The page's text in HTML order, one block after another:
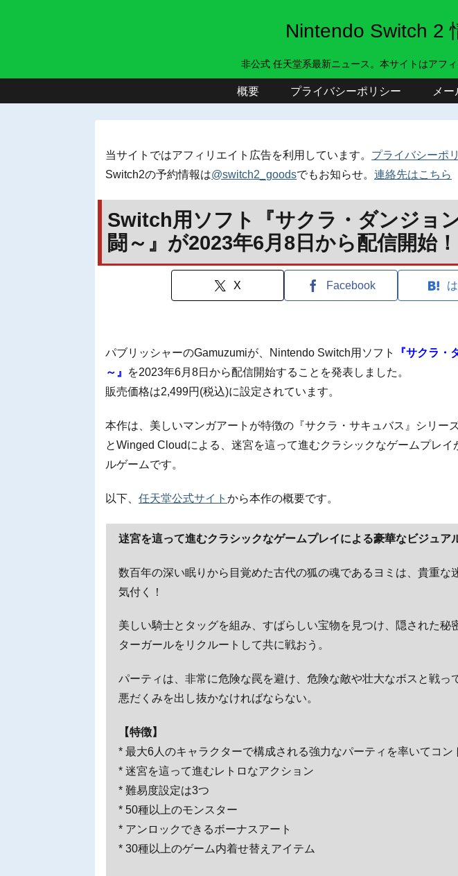
Nintendo Switch 2
非公式 任天堂系最新ニュース。本サイトはアフ
概要 プライバシーポリシー メ
当サイトではアフィリエイト広告を利用しています。 プライバシーポ
Switch2の予約情報は@switch2_goodsでもお知らせ。 連絡先はこちら
Switch用ソフト『サクラ・ダンジョ
闘～』が2023年6月8日から配信開始！
X Facebook
パブリッシャーのGamuzumiが、Nintendo Switch用ソフト
『サクラ・
～』
を2023年6月8日から配信開始することを発表しました。
販売価格は2,499円(税込)に設定されています。
本作は、美しいマンガアートが特徴の『サクラ・サキュバス』シリー
とWinged Cloudによる、迷宮を這って進むクラシックなゲームプレイ
ルゲームです。
以下、 任天堂公式サイト から本作の概要です。
迷宮を這って進むクラシックなゲームプレイによる豪華なビジュア
数百年の深い眠りから目覚めた古代の狐の魂であるヨミは、貴重な
気付く！
美しい騎士とタッグを組み、すばらしい宝物を見つけ、隠された秘
ターガールをリクルートして共に戦おう。
パーティは、非常に危険な罠を避け、危険な敵や壮大なボスと戦っ
悪だくみを出し抜かなければならない。
【特徴】
* 最大6人のキャラクターで構成される強力なパーティを率いてコン
* 迷宮を這って進むレトロなアクション
* 難易度設定は3つ
* 50種以上のモンスター
* アンロックできるボーナスアート
* 30種以上のゲーム内着せ替えアイテム